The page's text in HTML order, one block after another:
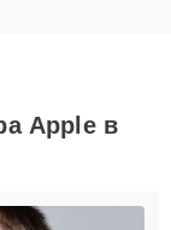
Apple в